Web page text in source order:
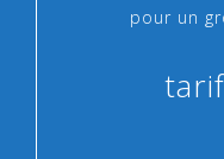
pour un